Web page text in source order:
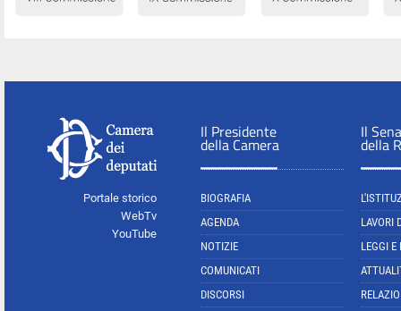
Portale storico
WebTv
YouTube
Il Presidente
della Camera
BIOGRAFIA
AGENDA
NOTIZIE
COMUNICATI
DISCORSI
Il
della
LAVORI
LEGGI E